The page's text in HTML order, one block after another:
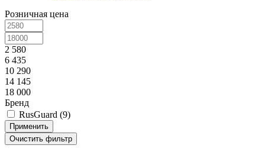
Розничная цена
2 580
6 435
10 290
14 145
18 000
Бренд
RusGuard (9)